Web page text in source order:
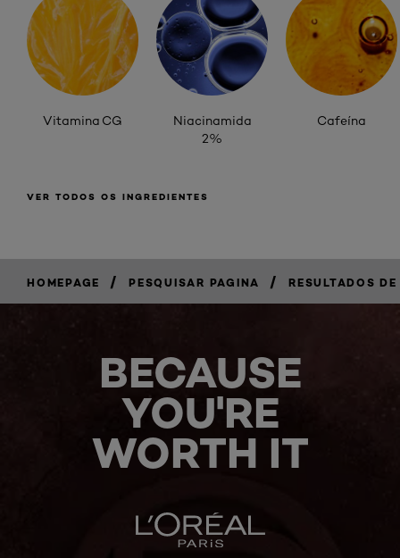
Vitamina CG
Niacinamida
2%
Cafeína
VER TODOS OS INGREDIENTES
HOMEPAGE / PESQUISAR PAGINA / RESULTADOS
BECAUSE
YOU'RE
WORTH IT